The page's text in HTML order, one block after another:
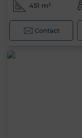
451 m²
Contact